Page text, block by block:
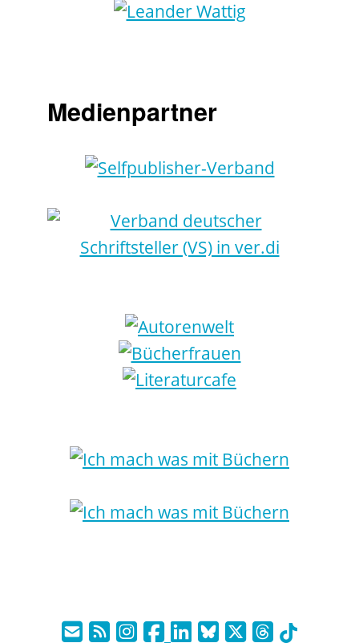
Medienpartner